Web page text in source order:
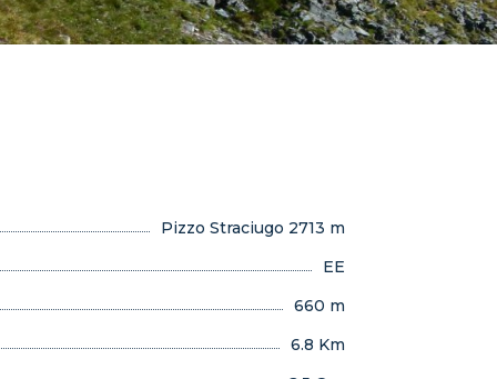
Pizzo Straciugo 2713 m
EE
660 m
6.8 Km